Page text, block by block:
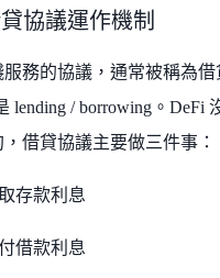
協議運作機制
務的協議，通常被稱為借
lending / borrowing。DeFi
借貸協議主要做三件事：
存款利息
借款利息